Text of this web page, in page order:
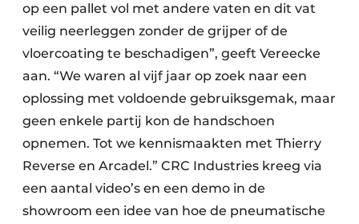
op een pallet vol met andere vaten en dit vat
veilig neerleggen zonder de grijper of de
vloercoating te beschadigen”, geeft Vereecke
aan. “We waren al vijf jaar op zoek naar een
oplossing met voldoende gebruiksgemak, maar
geen enkele partij kon de handschoen
opnemen. Tot we kennismaakten met Thierry
Reverse en Arcadel.” CRC Industries kreeg via
een aantal video’s en een demo in de
showroom een idee van hoe de pneumatische